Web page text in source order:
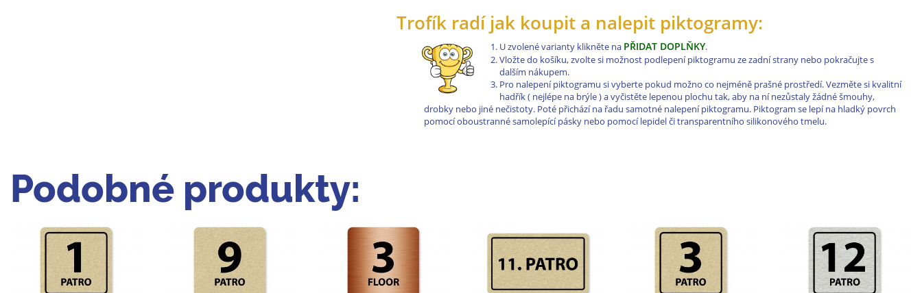
Trofík radí jak koupit a nalepit piktogramy:
U zvolené varianty klikněte na PŘIDAT DOPLŇKY.
Vložte do košíku, zvolte si možnost podlepení piktogramu ze zadní strany nebo pokračujte s
dalším nákupem.
Pro nalepení piktogramu si vyberte pokud možno co nejméně prašné prostředí. Vezměte si kvalitní
hadřík ( nejlépe na brýle ) a vyčistěte lepenou plochu tak, aby na ní nezůstaly žádné šmouhy,
drobky nebo jiné nečistoty. Poté přichází na řadu samotné nalepení piktogramu. Piktogram se lepí na hladký povrch
pomocí oboustranné samolepící pásky nebo pomocí lepidel či transparentního silikonového tmelu.
Podobné produkty: